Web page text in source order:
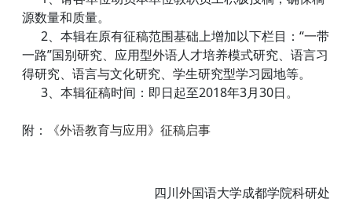
源数量和质量。
2、本辑在原有征稿范围基础上增加以下栏目：“一带
一路”国别研究、应用型外语人才培养模式研究、语言习
得研究、语言与文化研究、学生研究型学习园地等。
3、本辑征稿时间：即日起至2018年3月30日。
附： 《外语教育与应用》征稿启事
四川外国语大学成都学院科研处